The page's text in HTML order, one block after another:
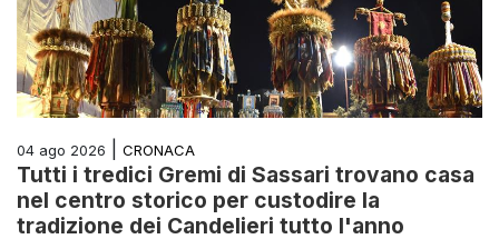
04 ago 2026 CRONACA
Tutti i tredici Gremi di Sassari trovano casa
nel centro storico per custodire la
tradizione dei Candelieri tutto l'anno